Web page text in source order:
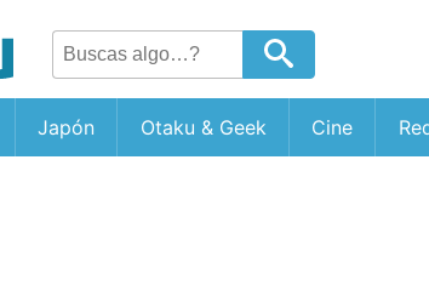
Japón Otaku & Geek Cine